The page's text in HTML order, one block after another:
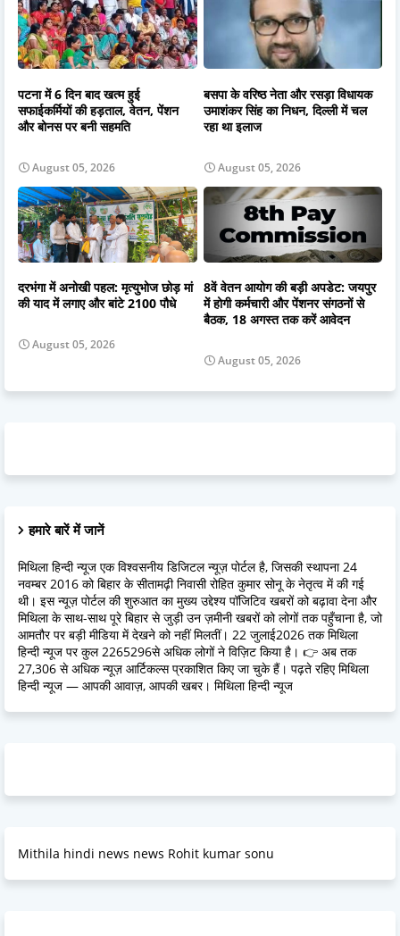
पटना में 6 दिन बाद खत्म हुई
सफाईकर्मियों की हड़ताल, वेतन, पेंशन
और बोनस पर बनी सहमति
August 05, 2026
बसपा के वरिष्ठ नेता और रसड़ा विधायक
उमाशंकर सिंह का निधन, दिल्ली में चल
रहा था इलाज
August 05, 2026
दरभंगा में अनोखी पहल: मृत्युभोज छोड़ मां
की याद में लगाए और बांटे 2100 पौधे
August 05, 2026
8वें वेतन आयोग की बड़ी अपडेट: जयपुर
में होगी कर्मचारी और पेंशनर संगठनों से
बैठक, 18 अगस्त तक करें आवेदन
August 05, 2026
हमारे बारें में जानें
मिथिला हिन्दी न्यूज एक विश्वसनीय डिजिटल न्यूज़ पोर्टल है, जिसकी स्थापना 24
नवम्बर 2016 को बिहार के सीतामढ़ी निवासी रोहित कुमार सोनू के नेतृत्व में की गई
थी। इस न्यूज़ पोर्टल की शुरुआत का मुख्य उद्देश्य पॉजिटिव खबरों को बढ़ावा देना और
मिथिला के साथ-साथ पूरे बिहार से जुड़ी उन ज़मीनी खबरों को लोगों तक पहुँचाना है, जो
आमतौर पर बड़ी मीडिया में देखने को नहीं मिलतीं। 22 जुलाई2026 तक मिथिला
हिन्दी न्यूज पर कुल 2265296से अधिक लोगों ने विज़िट किया है। 👉 अब तक
27,306 से अधिक न्यूज़ आर्टिकल्स प्रकाशित किए जा चुके हैं। पढ़ते रहिए मिथिला
हिन्दी न्यूज — आपकी आवाज़, आपकी खबर। मिथिला हिन्दी न्यूज
Mithila hindi news news Rohit kumar sonu